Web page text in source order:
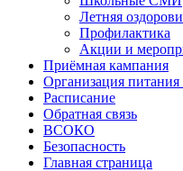
Летняя
Профилактика
Акции и
Приёмная кампания
Организация питания
Расписание
Обратная связь
ВСОКО
Безопасность
Главная страница